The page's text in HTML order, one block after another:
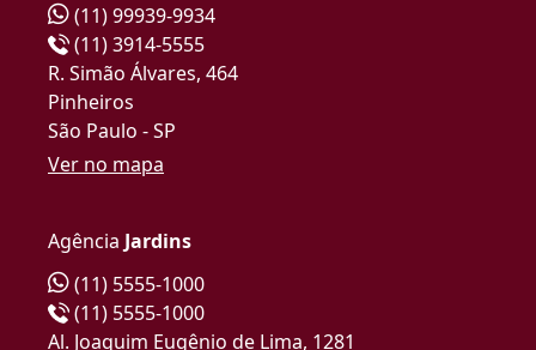
(11) 99939-9934
(11) 3914-5555
R. Simão Álvares, 464
Pinheiros
São Paulo - SP
Ver no mapa
Agência Jardins
(11) 5555-1000
(11) 5555-1000
Al. Joaquim Eugênio de Lima, 1281